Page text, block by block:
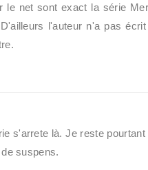
le net sont exact la série
l'auteur n'a pas
s'arrete là. Je reste
suspens.